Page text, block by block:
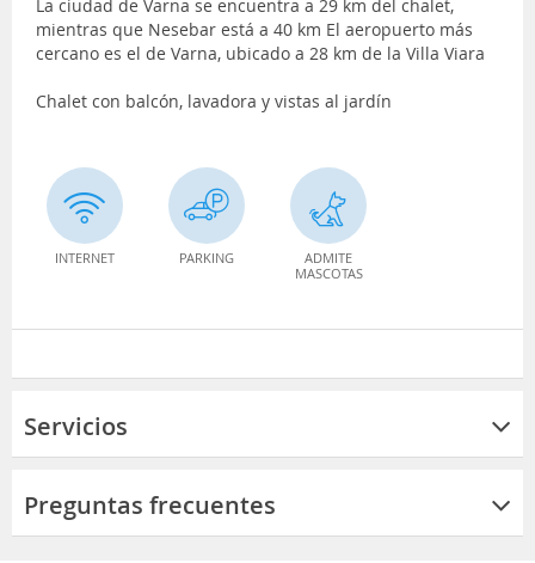
La ciudad de Varna se encuentra a 29 km del chalet,
mientras que Nesebar está a 40 km El aeropuerto más
cercano es el de Varna, ubicado a 28 km de la Villa Viara
Chalet con balcón, lavadora y vistas al jardín
INTERNET PARKING
ADMITE
MASCOTAS
Servicios
Preguntas frecuentes